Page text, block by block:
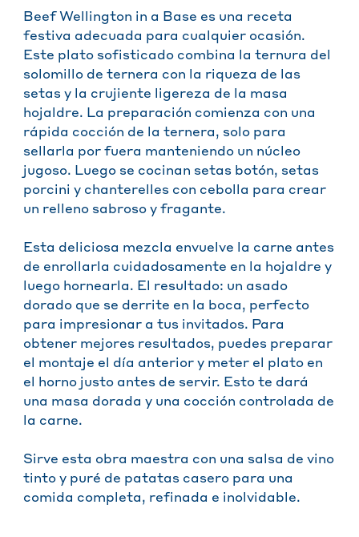
Beef Wellington in a Base es una receta
festiva adecuada para cualquier ocasión.
Este plato sofisticado combina la ternura del
solomillo de ternera con la riqueza de las
setas y la crujiente ligereza de la masa
hojaldre. La preparación comienza con una
rápida cocción de la ternera, solo para
sellarla por fuera manteniendo un núcleo
jugoso. Luego se cocinan setas botón, setas
porcini y chanterelles con cebolla para crear
un relleno sabroso y fragante.
Esta deliciosa mezcla envuelve la carne antes
de enrollarla cuidadosamente en la hojaldre y
luego hornearla. El resultado: un asado
dorado que se derrite en la boca, perfecto
para impresionar a tus invitados. Para
obtener mejores resultados, puedes preparar
el montaje el día anterior y meter el plato en
el horno justo antes de servir. Esto te dará
una masa dorada y una cocción controlada de
la carne.
Sirve esta obra maestra con una salsa de vino
tinto y puré de patatas casero para una
comida completa, refinada e inolvidable.